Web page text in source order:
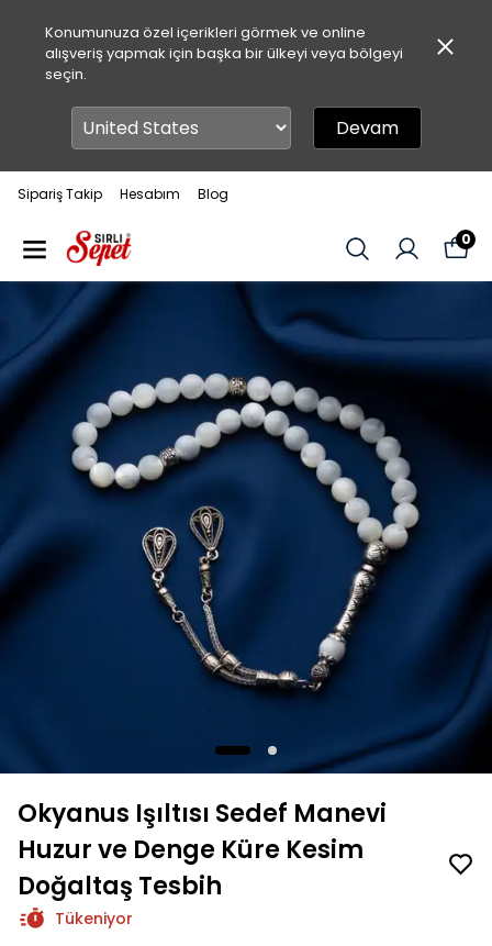
Konumunuza özel içerikleri görmek ve online
alışveriş yapmak için başka bir ülkeyi veya bölgeyi
seçin.
Devam
Sipariş Takip Hesabım Blog
0
Okyanus Işıltısı Sedef Manevi
Huzur ve Denge Küre Kesim
Doğaltaş Tesbih
Tükeniyor